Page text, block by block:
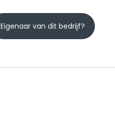
Eigenaar van dit bedrijf?